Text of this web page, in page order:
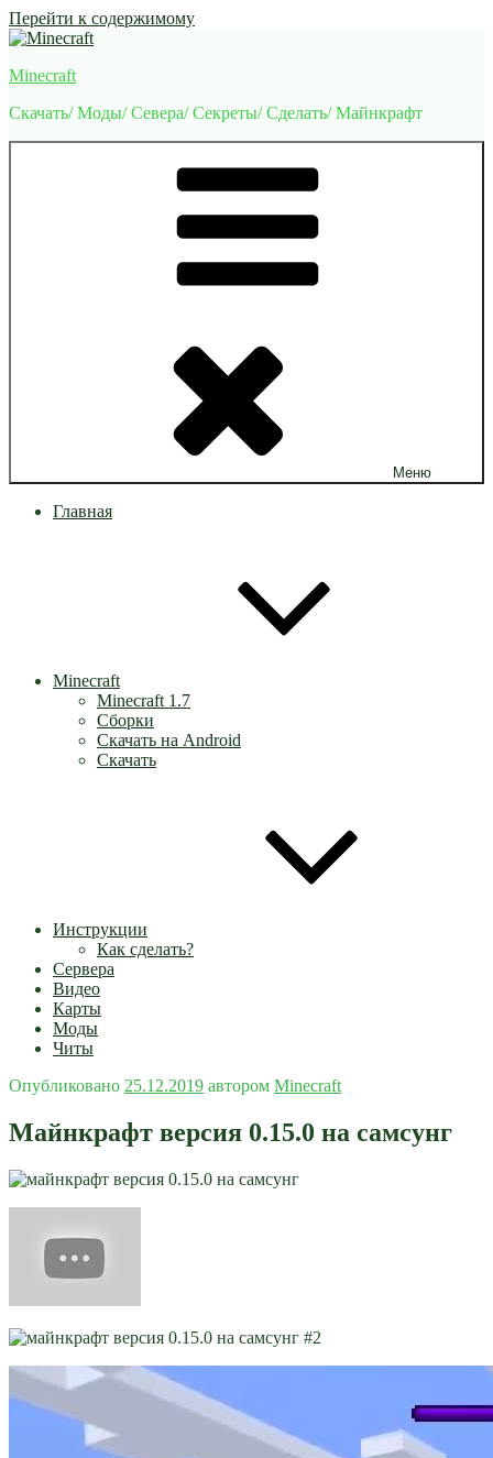
Перейти к содержимому
Minecraft
Скачать/ Моды/ Севера/ Секреты/ Сделать/ Майнкрафт
Меню
Главная
Minecraft
Minecraft 1.7
Сборки
Скачать на Android
Скачать
Инструкции
Как сделать?
Сервера
Видео
Карты
Моды
Читы
Опубликовано 25.12.2019 автором Minecraft
Майнкрафт версия 0.15.0 на самсунг